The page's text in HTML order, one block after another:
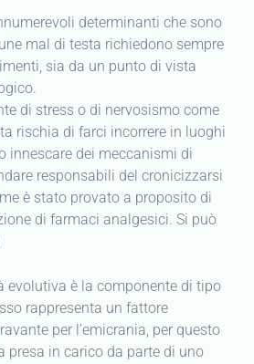
determinanti che sono
mal di testa richiedono sempre
sia da un punto di vista
di stress o di nervosismo come
rischia di farci incorrere in luoghi
innescare dei meccanismi di
responsabili del cronicizzarsi
è stato provato a proposito di
di farmaci analgesici. Si può
evolutiva è la componente di tipo
rappresenta un fattore
per l’emicrania, per questo
presa in carico da parte di uno